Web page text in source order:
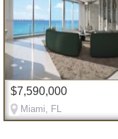
$7,590,000
Miami, FL